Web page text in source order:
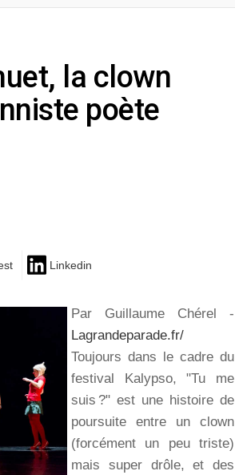
la clown
poète
Linkedin
Par Guillaume Chérel -
Lagrandeparade.fr/
Toujours dans le cadre du
festival Kalypso, "Tu me
suis ?" est une histoire de
poursuite entre un clown
(forcément un peu triste)
mais super drôle, et des